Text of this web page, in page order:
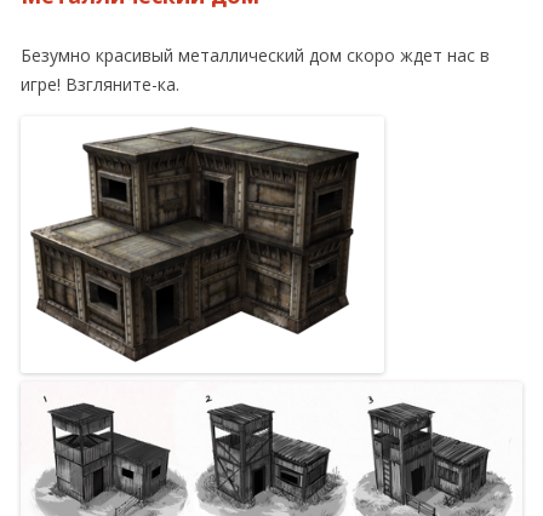
Безумно красивый металлический дом скоро ждет нас в
игре! Взгляните-ка.